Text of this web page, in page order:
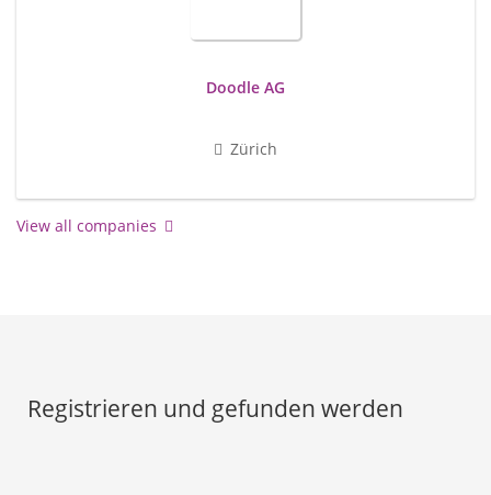
Doodle AG
Zürich
View all companies
Registrieren und gefunden werden